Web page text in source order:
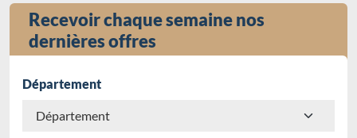
Recevoir chaque semaine nos
dernières offres
Département